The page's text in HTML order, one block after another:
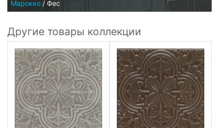
Марокко / Фес
Другие товары коллекции